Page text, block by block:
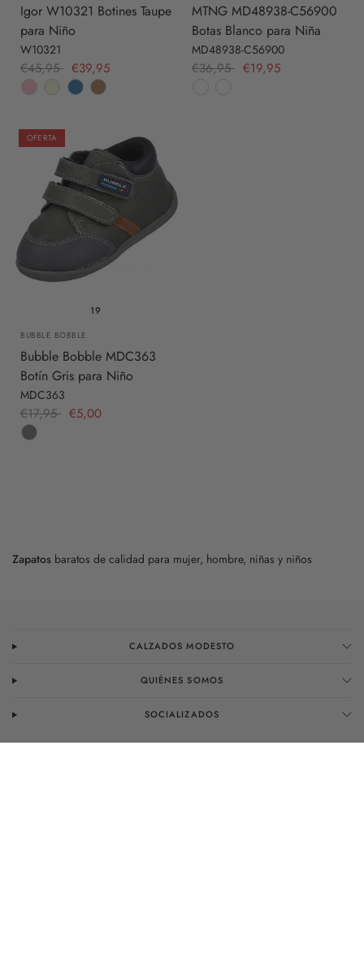
Igor W10321 Botines Taupe
para Niño
W10321
€45,95 €39,95
MTNG MD48938-C56900
Botas Blanco para Niña
MD48938-C56900
€36,95 €19,95
OFERTA
19
BUBBLE BOBBLE
Bubble Bobble MDC363
Botín Gris para Niño
MDC363
€17,95 €5,00
Zapatos baratos de calidad para mujer, hombre, niñas y niños
CALZADOS MODESTO
QUIÉNES SOMOS
SOCIALIZADOS